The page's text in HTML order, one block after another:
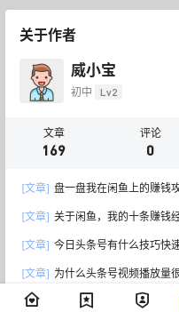
关于作者
威小宝
初中 Lv2
文章
169
评论
0
[文章] 盘一盘我在闲鱼上的赚钱
[文章] 关于闲鱼，我的十条赚钱
[文章] 今日头条号有什么技巧快
[文章] 为什么头条号视频播放量